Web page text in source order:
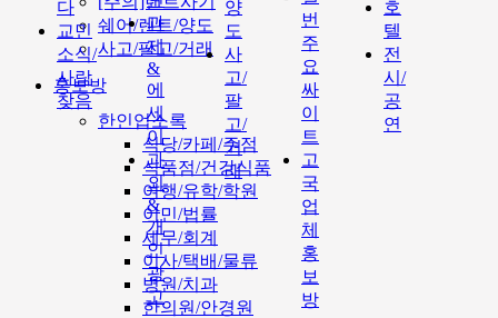
쉐어/렌트/양도
사고/팔고/거래
홍보방
한인업소록
식당/카페/주점
식품점/건강식품
여행/유학/학원
이민/법률
세무/회계
이사/택배/물류
병원/치과
한의원/안경원
다
교민
소식/
사람
찾음
과
제
&
에
세
이
과
외
&
개
인
광
고
양
도
사
고/
팔
고/
거
래
번
주
요
싸
이
트
고
국
업
체
홍
보
방
호
텔
전
시/
공
연